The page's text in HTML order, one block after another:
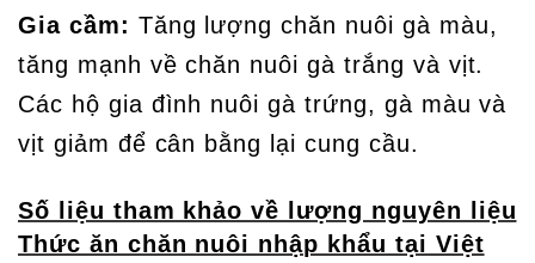
Gia cầm: Tăng lượng chăn nuôi gà màu,
tăng mạnh về chăn nuôi gà trắng và vịt.
Các hộ gia đình nuôi gà trứng, gà màu và
vịt giảm để cân bằng lại cung cầu.
Số liệu tham khảo về lượng nguyên liệu
Thức ăn chăn nuôi nhập khẩu tại Việt